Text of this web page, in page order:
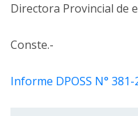
Directora Provincial de
Conste.-
Informe DPOSS N° 381-